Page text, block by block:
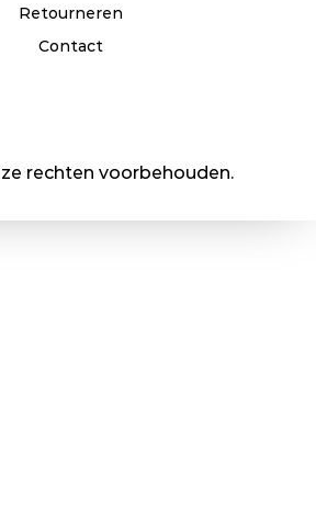
Retourneren
Contact
rechten voorbehouden.